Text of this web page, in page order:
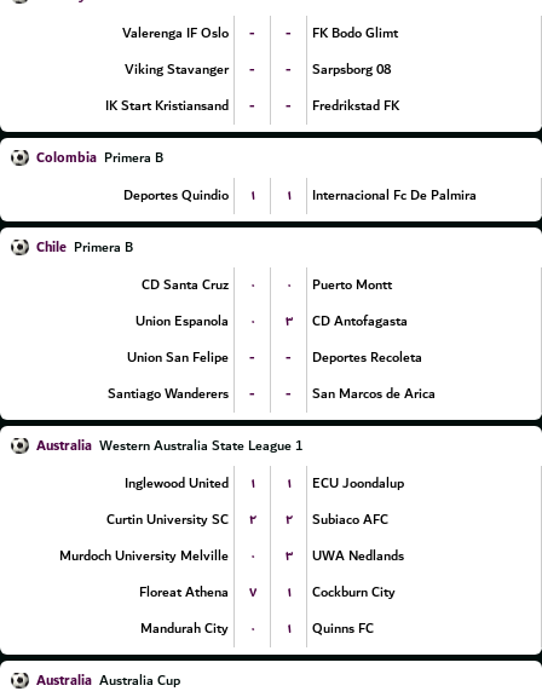
Valerenga IF Oslo
- -
FK Bodo Glimt
Viking Stavanger
- -
Sarpsborg 08
IK Start Kristiansand
- - Fredrikstad FK
Colombia Primera B
Deportes Quindio
۱ ۱ Internacional Fc De Palmira
Chile Primera B
CD Santa Cruz
۰ ۰
Puerto Montt
Union Espanola
۰ ۳
CD Antofagasta
Union San Felipe
- -
Deportes Recoleta
Santiago Wanderers
- - San Marcos de Arica
Australia Western Australia State League 1
Inglewood United
۱ ۱
ECU Joondalup
Curtin University SC
۲ ۲
Subiaco AFC
Murdoch University Melville
۰ ۳
UWA Nedlands
Floreat Athena
۷ ۱
Cockburn City
Mandurah City
۰ ۱ Quinns FC
Australia Australia Cup